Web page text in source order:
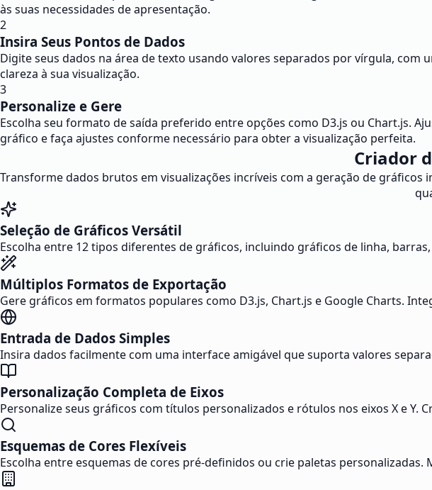
às suas necessidades de apresentação.
2
Insira Seus Pontos de Dados
Digite seus dados na área de texto usando valores separados por vírgula,
clareza à sua visualização.
3
Personalize e Gere
Escolha seu formato de saída preferido entre opções como D3.js ou Chart.js.
gráfico e faça ajustes conforme necessário para obter a visualização perfeita.
Criador
Transforme dados brutos em visualizações incríveis com a geração de
Seleção de Gráficos Versátil
Escolha entre 12 tipos diferentes de gráficos, incluindo gráficos de linha,
Múltiplos Formatos de Exportação
Gere gráficos em formatos populares como D3.js, Chart.js e Google Charts.
Entrada de Dados Simples
Insira dados facilmente com uma interface amigável que suporta valores
Personalização Completa de Eixos
Personalize seus gráficos com títulos personalizados e rótulos nos eixos X e
Esquemas de Cores Flexíveis
Escolha entre esquemas de cores pré-definidos ou crie paletas